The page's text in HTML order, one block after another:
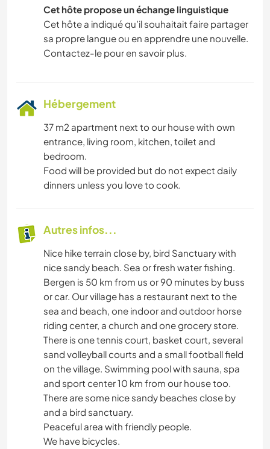
Cet hôte propose un échange linguistique
Cet hôte a indiqué qu’il souhaitait faire partager
sa propre langue ou en apprendre une nouvelle.
Contactez-le pour en savoir plus.
Hébergement
37 m2 apartment next to our house with own
entrance, living room, kitchen, toilet and
bedroom.
Food will be provided but do not expect daily
dinners unless you love to cook.
Autres infos...
Nice hike terrain close by, bird Sanctuary with
nice sandy beach. Sea or fresh water fishing.
Bergen is 50 km from us or 90 minutes by buss
or car. Our village has a restaurant next to the
sea and beach, one indoor and outdoor horse
riding center, a church and one grocery store.
There is one tennis court, basket court, several
sand volleyball courts and a small football field
on the village. Swimming pool with sauna, spa
and sport center 10 km from our house too.
There are some nice sandy beaches close by
and a bird sanctuary.
Peaceful area with friendly people.
We have bicycles.